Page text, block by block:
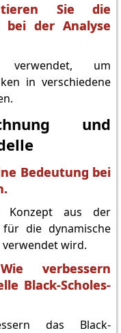
Sie die
bei der Analyse
verwendet, um
in verschiedene
und
Bedeutung bei
aus der
die dynamische
wird.
verbessern
Black-Scholes-
das Black-